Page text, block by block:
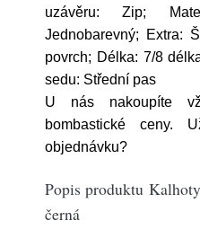
uzávěru: Zip;
Jednobarevný; Extra:
povrch; Délka: 7/8
sedu: Střední pas
U nás nakoupíte
bombastické ceny.
objednávku?
Popis produktu
černá